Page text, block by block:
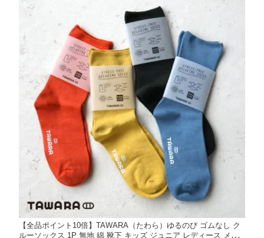
【全品ポイント10倍】TAWARA（たわら）ゆるのび ゴムなし ク
ルーソックス 1P 無地 綿 靴下 キッズ ジュニア レディース メン